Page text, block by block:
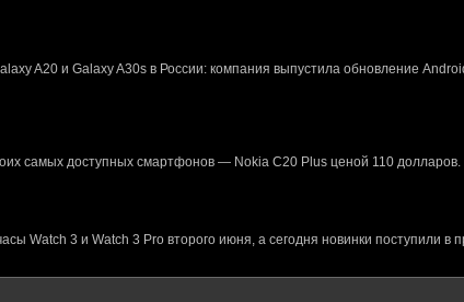
A20 и Galaxy A30s в России: компания выпустила обновление
самых доступных смартфонов — Nokia C20 Plus ценой 110 долларов.
Watch 3 и Watch 3 Pro второго июня, а сегодня новинки поступили в